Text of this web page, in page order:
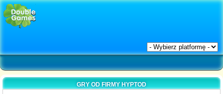
GRY OD FIRMY HYPTOD